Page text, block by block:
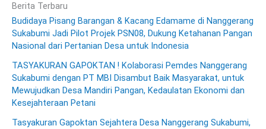
Berita Terbaru
Budidaya Pisang Barangan & Kacang Edamame di Nanggerang
Sukabumi Jadi Pilot Projek PSN08, Dukung Ketahanan Pangan
Nasional dari Pertanian Desa untuk Indonesia
TASYAKURAN GAPOKTAN ! Kolaborasi Pemdes Nanggerang
Sukabumi dengan PT MBI Disambut Baik Masyarakat, untuk
Mewujudkan Desa Mandiri Pangan, Kedaulatan Ekonomi dan
Kesejahteraan Petani
Tasyakuran Gapoktan Sejahtera Desa Nanggerang Sukabumi,